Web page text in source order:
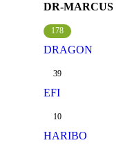
DR-MARCUS
178
DRAGON
39
EFI
10
HARIBO